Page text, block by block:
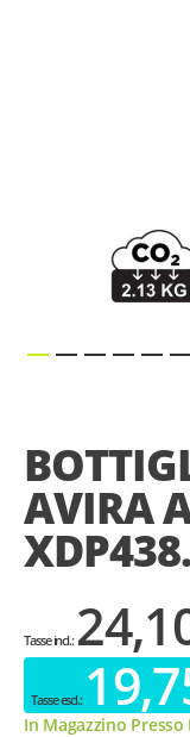
beginning
of
the
images
gallery
AVIRA
In Magazzino